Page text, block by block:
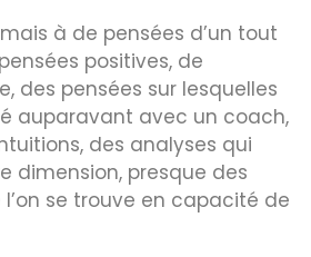
à de pensées d’un tout
positives, de
des pensées sur lesquelles
auparavant avec un coach,
des analyses qui
dimension, presque des
se trouve en capacité de